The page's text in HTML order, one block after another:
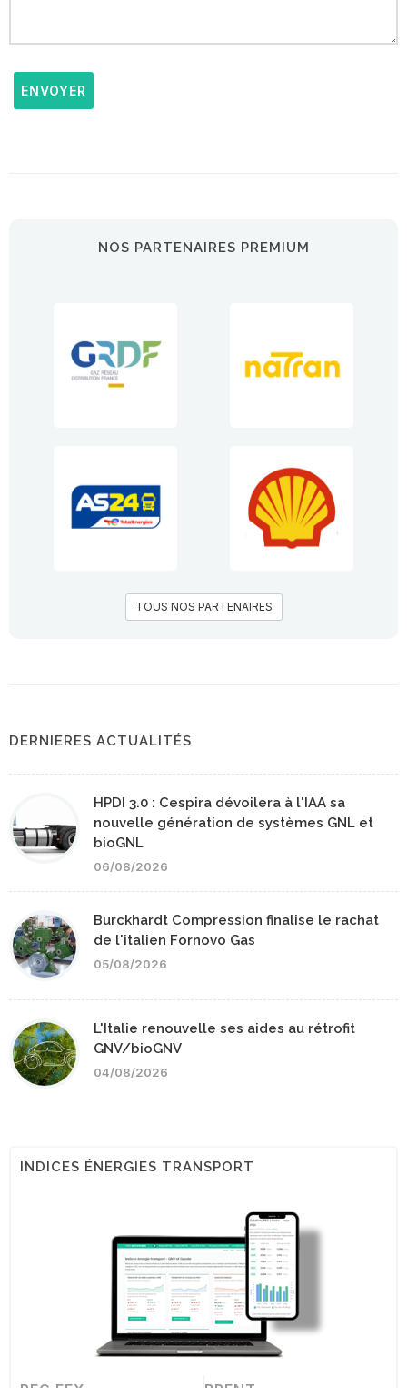
ENVOYER
NOS PARTENAIRES PREMIUM
TOUS NOS PARTENAIRES
DERNIERES ACTUALITÉS
HPDI 3.0 : Cespira dévoilera à l'IAA sa
nouvelle génération de systèmes GNL et
bioGNL
06/08/2026
Burckhardt Compression finalise le rachat
de l'italien Fornovo Gas
05/08/2026
L'Italie renouvelle ses aides au rétrofit
GNV/bioGNV
04/08/2026
INDICES ÉNERGIES TRANSPORT